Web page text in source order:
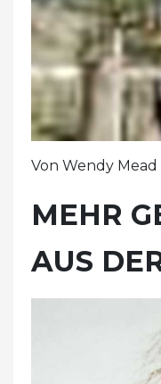
Von Wendy Mead
MEHR
AUS